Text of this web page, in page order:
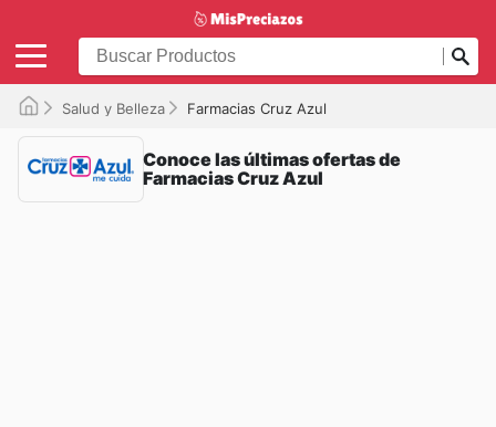
Salud y Belleza Farmacias Cruz Azul
Conoce las últimas ofertas de
Farmacias Cruz Azul